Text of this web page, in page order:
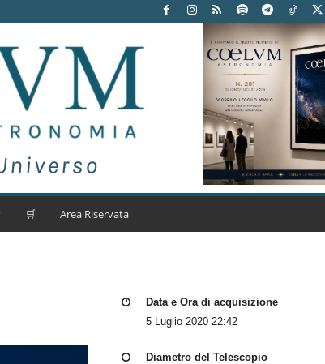
🛒 Area Riservata
Data e Ora di acquisizione
5 Luglio 2020 22:42
Diametro del Telescopio